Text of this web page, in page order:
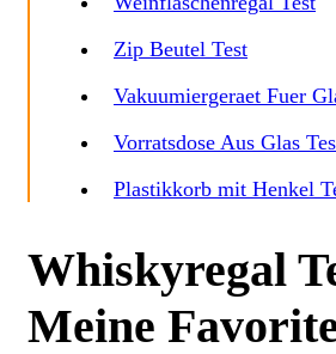
Zip Beutel Test
Vakuumiergeraet Fuer
Vorratsdose Aus Glas
Plastikkorb mit Henkel
Whiskyregal
Meine